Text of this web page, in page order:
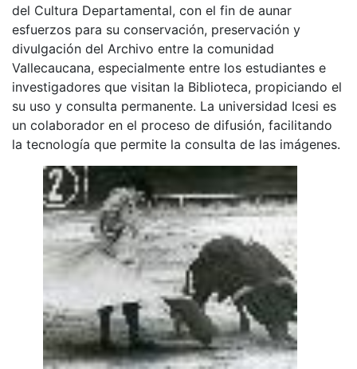
del Cultura Departamental, con el fin de aunar
esfuerzos para su conservación, preservación y
divulgación del Archivo entre la comunidad
Vallecaucana, especialmente entre los estudiantes e
investigadores que visitan la Biblioteca, propiciando el
su uso y consulta permanente. La universidad Icesi es
un colaborador en el proceso de difusión, facilitando
la tecnología que permite la consulta de las imágenes.